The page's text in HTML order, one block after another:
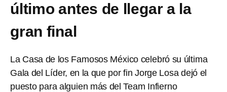
último antes de llegar a la
gran final
La Casa de los Famosos México celebró su última
Gala del Líder, en la que por fin Jorge Losa dejó el
puesto para alguien más del Team Infierno